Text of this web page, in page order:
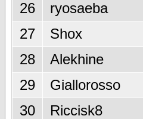
26
ryosaeba
27
Shox
28
Alekhine
29
Giallorosso
30
Riccisk8